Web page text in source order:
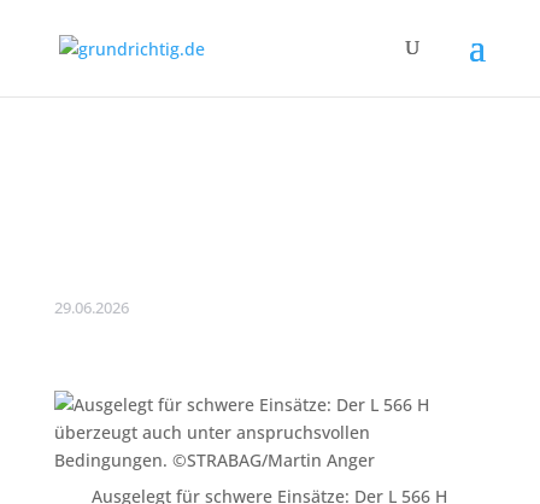
29.06.2026
Ausgelegt für schwere Einsätze: Der L 566 H